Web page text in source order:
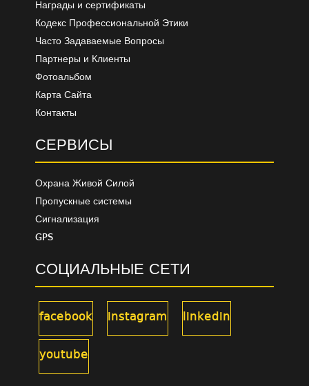
Награды и сертификаты
Кодекс Профессиональной Этики
Часто Задаваемые Вопросы
Партнеры и Клиенты
Фотоальбом
Карта Сайта
Контакты
СЕРВИСЫ
Охрана Живой Силой
Пропускные системы
Сигнализация
GPS
СОЦИАЛЬНЫЕ СЕТИ
facebook instagram linkedin
youtube